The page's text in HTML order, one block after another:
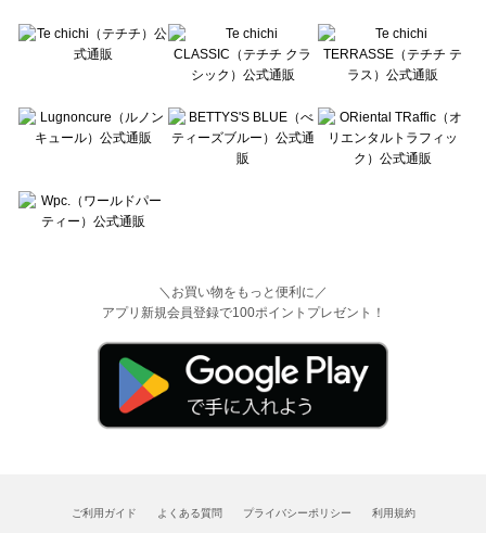
＼お買い物をもっと便利に／
アプリ新規会員登録で100ポイントプレゼント！
ご利用ガイド よくある質問 プライバシーポリシー 利用規約